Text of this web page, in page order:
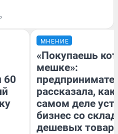
60
МНЕНИЕ
«Покупаешь
мешке»:
рассказала, как
самом деле
бизнес со
дешевых